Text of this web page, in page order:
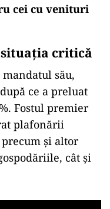
cei cu venituri
situația critică
său,
ce a preluat
Fostul premier
plafonării
și altor
cât și